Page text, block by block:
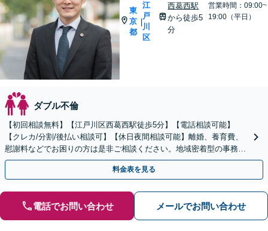
東
京
都
|
江
戸
川
区
西葛西駅
から徒歩5
分
営業時間：09:00~
19:00（平日）
ダブル不倫
【初回相談無料】【江戸川区西葛西駅徒歩5分】【電話相談可能】
【クレカ/分割/後払い相談可】【休日夜間相談可能】離婚、養育費、
慰謝料などでお困りの方は是非ご相談ください。地域密着型の事務所
です。実績と経験が豊富な弁護士が問題解決に尽力します。
料金表を見る
電話でお問い合わせ メールでお問い合わせ